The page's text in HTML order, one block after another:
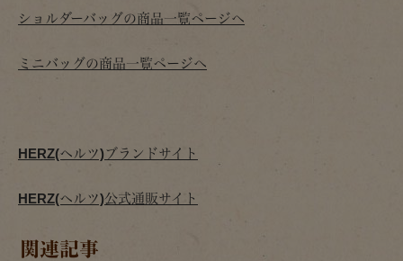
ショルダーバッグの商品一覧ページへ
ミニバッグの商品一覧ページへ
HERZ(ヘルツ)ブランドサイト
HERZ(ヘルツ)公式通販サイト
関連記事